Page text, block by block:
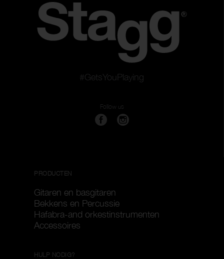
#GetsYouPlaying
Follow us
PRODUCTEN
Gitaren en basgitaren
Bekkens en Percussie
Hafabra-and orkestinstrumenten
Accessoires
HULP NODIG?